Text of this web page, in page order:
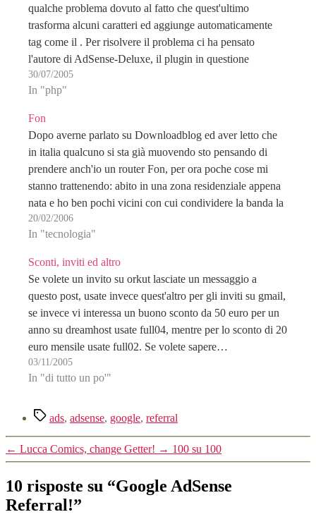
qualche problema dovuto al fatto che quest'ultimo
trasforma alcuni caratteri ed aggiunge automaticamente
tag come il . Per risolvere il problema ci ha pensato
l'autore di AdSense-Deluxe, il plugin in questione
permette di inserire, e gestire, diverse tipologie di
campagne…
30/07/2005
In "php"
Fon
Dopo averne parlato su Downloadblog ed aver letto che
in italia qualcuno si sta già muovendo sto pensando di
prendere anch'io un router Fon, per ora poche cose mi
stanno trattenendo: abito in una zona residenziale appena
nata e ho ben pochi vicini con cui condividere la banda la
legislazione…
20/02/2006
In "tecnologia"
Sconti, inviti ed altro
Se volete un invito su orkut lasciate un messaggio a
questo post, usate invece quest'altro per gli inviti su gmail,
se invece vi interessa un buono sconto da 50 euro per un
anno su dreamhost usate full04, mentre per lo sconto di 20
euro mensile usate full02. Se volete sapere…
03/11/2005
In "di tutto un po'"
Tag ads, adsense, google, referral
← Lucca Comics, change Getter! → 100 su 100
10 risposte su “Google AdSense
Referral!”